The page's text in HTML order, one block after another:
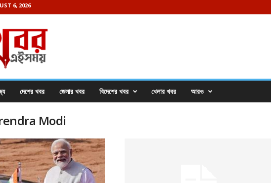
6, 2026
দেশের খবর জেলার খবর বিদেশের খবর খেলার খবর আরও
Modi